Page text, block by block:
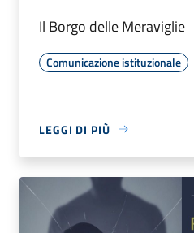
Il Borgo delle Meraviglie
Comunicazione istituzionale
LEGGI DI PIÙ